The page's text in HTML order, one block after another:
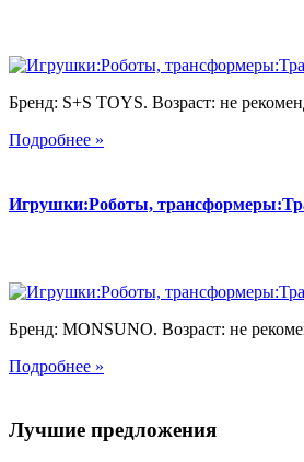
Бренд: S+S TOYS. Возраст: не
Подробнее »
Игрушки:Роботы,
Бренд: MONSUNO. Возраст: не
Подробнее »
Лучшие предложения